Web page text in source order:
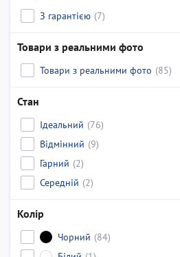
З гарантією (7)
Товари з реальними фото
Товари з реальними фото (85)
Стан
Ідеальний (76)
Відмінний (9)
Гарний (2)
Середній (2)
Колір
Чорний (84)